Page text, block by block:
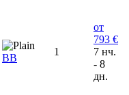
ВВ
1
от
793 €
7 нч.
- 8
дн.